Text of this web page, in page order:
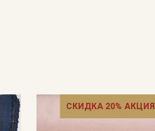
СКИДКА 20% АКЦИЯ